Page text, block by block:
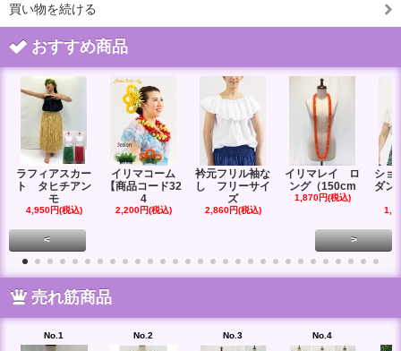
買い物を続ける
おすすめ商品
ラフィアスカー
ト タヒチアン
モ
4,950円(税込)
イリマコーム
【商品コード32
4
2,200円(税込)
衿元フリル袖な
し フリーサイ
ズ
2,860円(税込)
イリマレイ ロ
ング（150cm
1,870円(税込)
ショ
ダン
< >
売れ筋商品
No.1 No.2 No.3 No.4